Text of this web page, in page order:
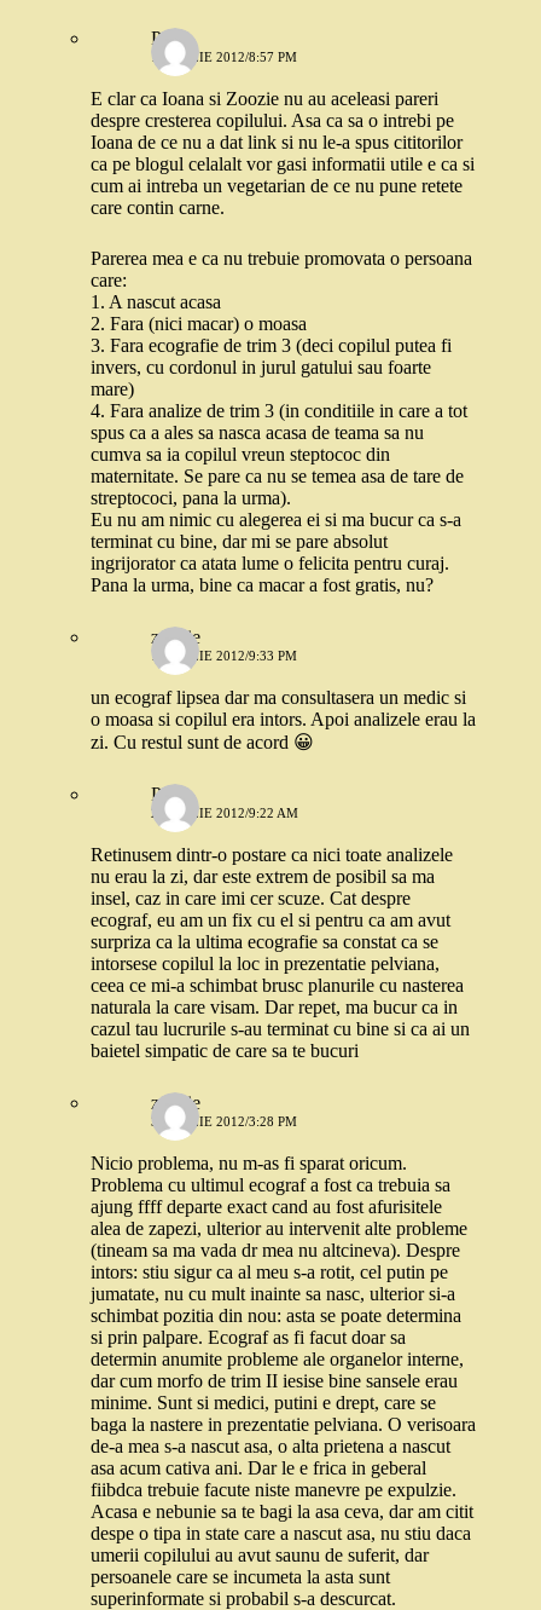
Paula
1 APRILIE 2012/8:57 PM
E clar ca Ioana si Zoozie nu au aceleasi pareri
despre cresterea copilului. Asa ca sa o intrebi pe
Ioana de ce nu a dat link si nu le-a spus cititorilor
ca pe blogul celalalt vor gasi informatii utile e ca si
cum ai intreba un vegetarian de ce nu pune retete
care contin carne.
Parerea mea e ca nu trebuie promovata o persoana
care:
1. A nascut acasa
2. Fara (nici macar) o moasa
3. Fara ecografie de trim 3 (deci copilul putea fi
invers, cu cordonul in jurul gatului sau foarte
mare)
4. Fara analize de trim 3 (in conditiile in care a tot
spus ca a ales sa nasca acasa de teama sa nu
cumva sa ia copilul vreun steptococ din
maternitate. Se pare ca nu se temea asa de tare de
streptococi, pana la urma).
Eu nu am nimic cu alegerea ei si ma bucur ca s-a
terminat cu bine, dar mi se pare absolut
ingrijorator ca atata lume o felicita pentru curaj.
Pana la urma, bine ca macar a fost gratis, nu?
zoozie
1 APRILIE 2012/9:33 PM
un ecograf lipsea dar ma consultasera un medic si
o moasa si copilul era intors. Apoi analizele erau la
zi. Cu restul sunt de acord 😀
Paula
2 APRILIE 2012/9:22 AM
Retinusem dintr-o postare ca nici toate analizele
nu erau la zi, dar este extrem de posibil sa ma
insel, caz in care imi cer scuze. Cat despre
ecograf, eu am un fix cu el si pentru ca am avut
surpriza ca la ultima ecografie sa constat ca se
intorsese copilul la loc in prezentatie pelviana,
ceea ce mi-a schimbat brusc planurile cu nasterea
naturala la care visam. Dar repet, ma bucur ca in
cazul tau lucrurile s-au terminat cu bine si ca ai un
baietel simpatic de care sa te bucuri
zoozie
3 APRILIE 2012/3:28 PM
Nicio problema, nu m-as fi sparat oricum.
Problema cu ultimul ecograf a fost ca trebuia sa
ajung ffff departe exact cand au fost afurisitele
alea de zapezi, ulterior au intervenit alte probleme
(tineam sa ma vada dr mea nu altcineva). Despre
intors: stiu sigur ca al meu s-a rotit, cel putin pe
jumatate, nu cu mult inainte sa nasc, ulterior si-a
schimbat pozitia din nou: asta se poate determina
si prin palpare. Ecograf as fi facut doar sa
determin anumite probleme ale organelor interne,
dar cum morfo de trim II iesise bine sansele erau
minime. Sunt si medici, putini e drept, care se
baga la nastere in prezentatie pelviana. O verisoara
de-a mea s-a nascut asa, o alta prietena a nascut
asa acum cativa ani. Dar le e frica in geberal
fiibdca trebuie facute niste manevre pe expulzie.
Acasa e nebunie sa te bagi la asa ceva, dar am citit
despe o tipa in state care a nascut asa, nu stiu daca
umerii copilului au avut saunu de suferit, dar
persoanele care se incumeta la asta sunt
superinformate si probabil s-a descurcat.